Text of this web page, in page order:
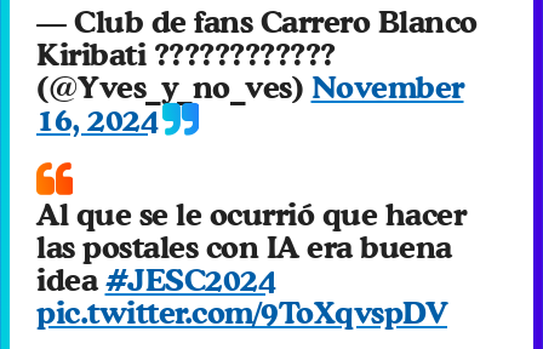
— Club de fans Carrero Blanco
Kiribati ????????????
(@Yves_y_no_ves) November
16, 2024
Al que se le ocurrió que hacer
las postales con IA era buena
idea#JESC2024
pic.twitter.com/9ToXqvspDV